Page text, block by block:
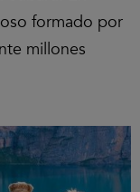
formado por
millones